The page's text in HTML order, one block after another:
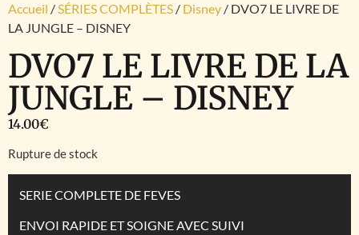
Accueil /SÉRIES COMPLÈTES / Disney / DVO7 LE LIVRE DE
LA JUNGLE – DISNEY
DVO7 LE LIVRE DE LA
JUNGLE – DISNEY
14.00€
Rupture de stock
SERIE COMPLETE DE FEVES
ENVOI RAPIDE ET SOIGNE AVEC SUIVI